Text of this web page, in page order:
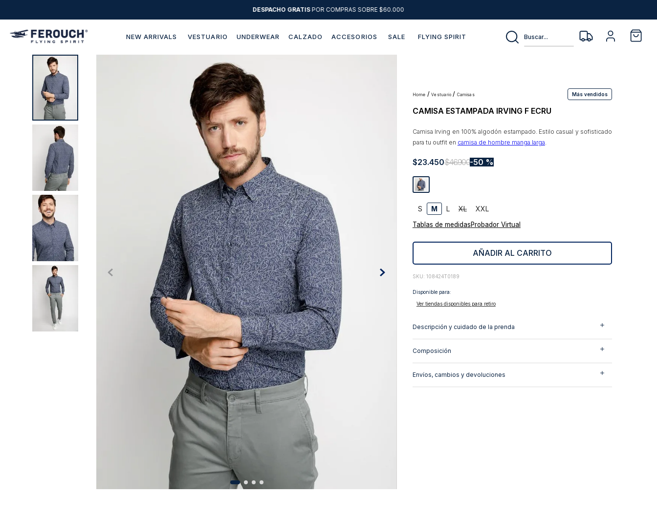
DESPACHO GRATISPOR COMPRAS SOBRE $60.000
NEW ARRIVALS VESTUARIO UNDERWEAR CALZADO ACCESORIOS SALE FLYING SPIRIT
Buscar...
vestuario camisas Más vendidos
CAMISA ESTAMPADA IRVING F ECRU
Camisa Irving en 100% algodón estampado. Estilo casual y sofisticado
para tu outfit en camisa de hombre manga larga.
$23.450$46.900 50 %
S M L XL XXL
Tablas de medidasProbador Virtual
AÑADIR AL CARRITO
: 108424T0189
Disponible para:
Ver tiendas disponibles para retiro
Descripción y cuidado de la prenda
Composición
Envíos, cambios y devoluciones
8.
chaqueta
9.
poleron
10. abrigo